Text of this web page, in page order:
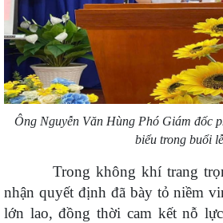
Ông Nguyễn Văn Hùng Phó Giám đốc
biểu trong buổi lễ
Trong không khí trang
nhận quyết định đã bày tỏ niềm
lớn lao, đồng thời cam kết nỗ